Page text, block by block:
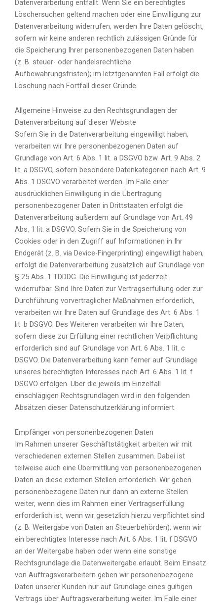
Datenverarbeitung entfällt. Wenn Sie ein berechtigtes
Löschersuchen geltend machen oder eine Einwilligung zur
Datenverarbeitung widerrufen, werden Ihre Daten gelöscht,
sofern wir keine anderen rechtlich zulässigen Gründe für
die Speicherung Ihrer personenbezogenen Daten haben
(z. B. steuer- oder handelsrechtliche
Aufbewahrungsfristen); im letztgenannten Fall erfolgt die
Löschung nach Fortfall dieser Gründe.
Allgemeine Hinweise zu den Rechtsgrundlagen der
Datenverarbeitung auf dieser Website
Sofern Sie in die Datenverarbeitung eingewilligt haben,
verarbeiten wir Ihre personenbezogenen Daten auf
Grundlage von Art. 6 Abs. 1 lit. a DSGVO bzw. Art. 9 Abs. 2
lit. a DSGVO, sofern besondere Datenkategorien nach Art. 9
Abs. 1 DSGVO verarbeitet werden. Im Falle einer
ausdrücklichen Einwilligung in die Übertragung
personenbezogener Daten in Drittstaaten erfolgt die
Datenverarbeitung außerdem auf Grundlage von Art. 49
Abs. 1 lit. a DSGVO. Sofern Sie in die Speicherung von
Cookies oder in den Zugriff auf Informationen in Ihr
Endgerät (z. B. via Device-Fingerprinting) eingewilligt haben,
erfolgt die Datenverarbeitung zusätzlich auf Grundlage von
§ 25 Abs. 1 TDDDG. Die Einwilligung ist jederzeit
widerrufbar. Sind Ihre Daten zur Vertragserfüllung oder zur
Durchführung vorvertraglicher Maßnahmen erforderlich,
verarbeiten wir Ihre Daten auf Grundlage des Art. 6 Abs. 1
lit. b DSGVO. Des Weiteren verarbeiten wir Ihre Daten,
sofern diese zur Erfüllung einer rechtlichen Verpflichtung
erforderlich sind auf Grundlage von Art. 6 Abs. 1 lit. c
DSGVO. Die Datenverarbeitung kann ferner auf Grundlage
unseres berechtigten Interesses nach Art. 6 Abs. 1 lit. f
DSGVO erfolgen. Über die jeweils im Einzelfall
einschlägigen Rechtsgrundlagen wird in den folgenden
Absätzen dieser Datenschutzerklärung informiert.
Empfänger von personenbezogenen Daten
Im Rahmen unserer Geschäftstätigkeit arbeiten wir mit
verschiedenen externen Stellen zusammen. Dabei ist
teilweise auch eine Übermittlung von personenbezogenen
Daten an diese externen Stellen erforderlich. Wir geben
personenbezogene Daten nur dann an externe Stellen
weiter, wenn dies im Rahmen einer Vertragserfüllung
erforderlich ist, wenn wir gesetzlich hierzu verpflichtet sind
(z. B. Weitergabe von Daten an Steuerbehörden), wenn wir
ein berechtigtes Interesse nach Art. 6 Abs. 1 lit. f DSGVO
an der Weitergabe haben oder wenn eine sonstige
Rechtsgrundlage die Datenweitergabe erlaubt. Beim Einsatz
von Auftragsverarbeitern geben wir personenbezogene
Daten unserer Kunden nur auf Grundlage eines gültigen
Vertrags über Auftragsverarbeitung weiter. Im Falle einer